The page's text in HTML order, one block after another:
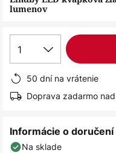
lumenov
1
50 dní na vrátenie
Doprava zadarmo
Informácie o doručení
Na sklade